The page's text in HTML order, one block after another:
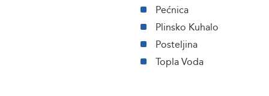
Pećnica
Plinsko Kuhalo
Posteljina
Topla Voda